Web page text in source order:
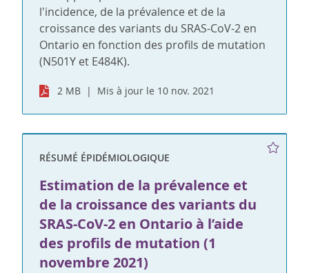
l'incidence, de la prévalence et de la
croissance des variants du SRAS-CoV-2 en
Ontario en fonction des profils de mutation
(N501Y et E484K).
2 MB Mis à jour le 10 nov. 2021
RÉSUMÉ ÉPIDÉMIOLOGIQUE
Estimation de la prévalence et
de la croissance des variants du
SRAS-CoV-2 en Ontario à l’aide
des profils de mutation (1
novembre 2021)